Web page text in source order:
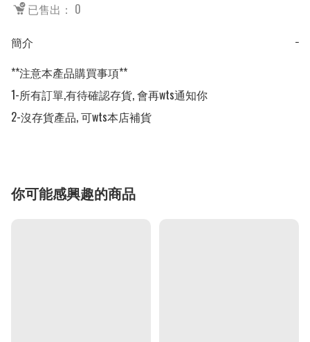
已售出： 0
簡介
−
**注意本產品購買事項**
1-所有訂單,有待確認存貨, 會再wts通知你
2-沒存貨產品, 可wts本店補貨
你可能感興趣的商品